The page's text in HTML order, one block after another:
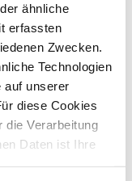
ähnliche
erfassten
Zwecken.
Technologien
auf unserer
diese Cookies
die Verarbeitung
Daten ist Ihre